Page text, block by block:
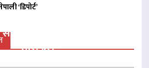
‘डिपोर्ट’
साउन २३ गते शनिवारको
राशिफल